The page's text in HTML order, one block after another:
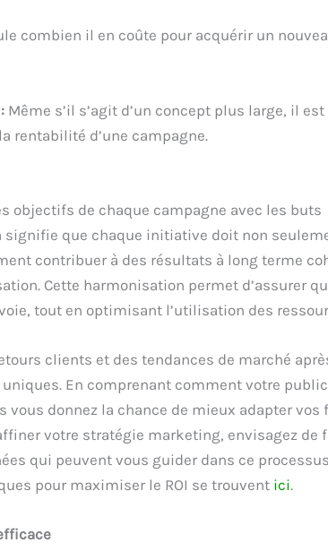
combien il en coûte pour acquérir un
Même s’il s’agit d’un concept plus large, il
rentabilité d’une campagne.
objectifs de chaque campagne avec les buts
signifie que chaque initiative doit non
contribuer à des résultats à long terme
Cette harmonisation permet d’assurer
tout en optimisant l’utilisation des
clients et des tendances de marché
En comprenant comment votre
donnez la chance de mieux adapter vos
votre stratégie marketing, envisagez de
qui peuvent vous guider dans ce
pour maximiser le ROI se trouvent ici.